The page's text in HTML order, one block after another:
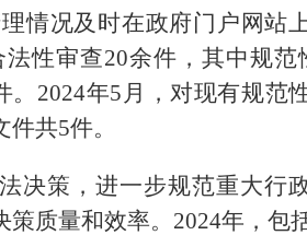
情况及时在政府门户网站
性审查20余件，其中规范
2024年5月，对现有规范
共5件。
决策，进一步规范重大行
质量和效率。2024年，包